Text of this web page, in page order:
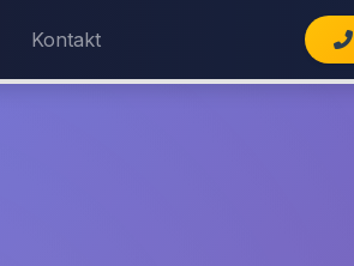
Kontakt